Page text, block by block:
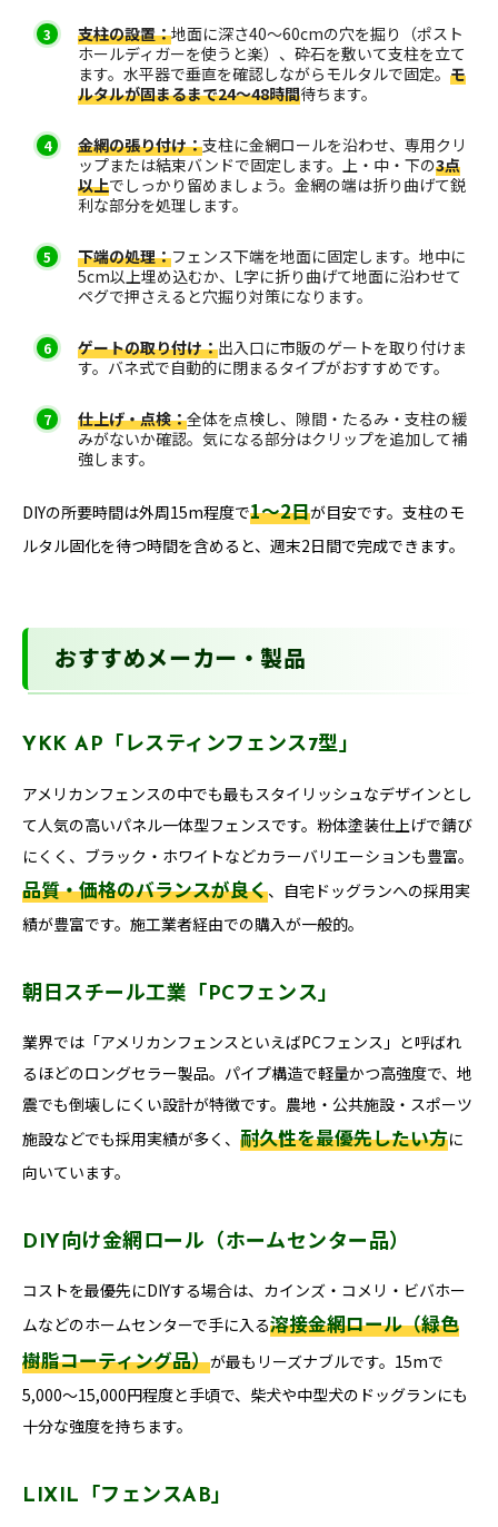
支柱の設置：地面に深さ40〜60cmの穴を掘り（ポスト
ホールディガーを使うと楽）、砕石を敷いて支柱を立て
ます。水平器で垂直を確認しながらモルタルで固定。モ
ルタルが固まるまで24〜48時間待ちます。
金網の張り付け：支柱に金網ロールを沿わせ、専用クリ
ップまたは結束バンドで固定します。上・中・下の3点
以上でしっかり留めましょう。金網の端は折り曲げて鋭
利な部分を処理します。
下端の処理：フェンス下端を地面に固定します。地中に
5cm以上埋め込むか、L字に折り曲げて地面に沿わせて
ペグで押さえると穴掘り対策になります。
ゲートの取り付け：出入口に市販のゲートを取り付けま
す。バネ式で自動的に閉まるタイプがおすすめです。
仕上げ・点検：全体を点検し、隙間・たるみ・支柱の緩
みがないか確認。気になる部分はクリップを追加して補
強します。
DIYの所要時間は外周15m程度で1〜2日が目安です。支柱のモ
ルタル固化を待つ時間を含めると、週末2日間で完成できます。
おすすめメーカー・製品
YKK AP「レスティンフェンス7型」
アメリカンフェンスの中でも最もスタイリッシュなデザインとし
て人気の高いパネル一体型フェンスです。粉体塗装仕上げで錆び
にくく、ブラック・ホワイトなどカラーバリエーションも豊富。
品質・価格のバランスが良く、自宅ドッグランへの採用実
績が豊富です。施工業者経由での購入が一般的。
朝日スチール工業「PCフェンス」
業界では「アメリカンフェンスといえばPCフェンス」と呼ばれ
るほどのロングセラー製品。パイプ構造で軽量かつ高強度で、地
震でも倒壊しにくい設計が特徴です。農地・公共施設・スポーツ
施設などでも採用実績が多く、 耐久性を最優先したい方に
向いています。
DIY向け金網ロール（ホームセンター品）
コストを最優先にDIYする場合は、カインズ・コメリ・ビバホー
ムなどのホームセンターで手に入る溶接金網ロール（緑色
樹脂コーティング品）が最もリーズナブルです。15mで
5,000〜15,000円程度と手頃で、柴犬や中型犬のドッグランにも
十分な強度を持ちます。
LIXIL「フェンスAB」